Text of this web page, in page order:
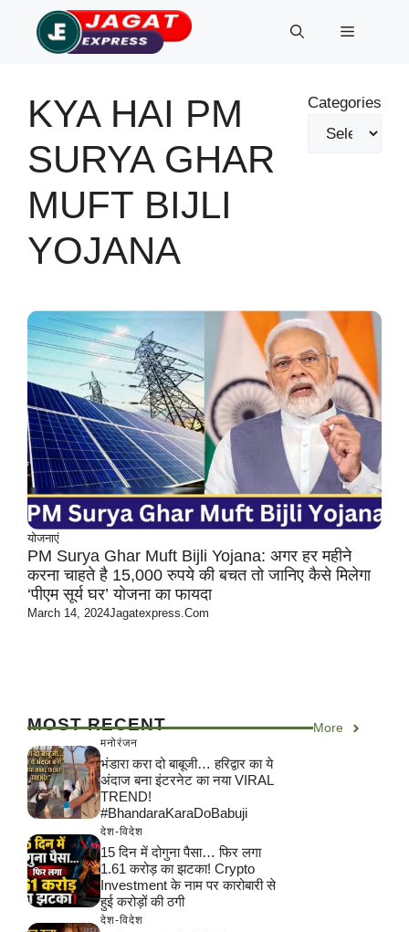
content
Menu
KYA HAI PM
SURYA GHAR
MUFT BIJLI
YOJANA
Categories
योजनाएं
PM Surya Ghar Muft Bijli Yojana: अगर हर महीने
करना चाहते है 15,000 रुपये की बचत तो जानिए कैसे मिलेगा
‘पीएम सूर्य घर’ योजना का फायदा
March 14, 2024Jagatexpress.com
MOST RECENT More
मनोरंजन
भंडारा करा दो बाबूजी… हरिद्वार का ये
अंदाज बना इंटरनेट का नया VIRAL
TREND!
#BhandaraKaraDoBabuji
देश-विदेश
15 दिन में दोगुना पैसा… फिर लगा
1.61 करोड़ का झटका! Crypto
Investment के नाम पर कारोबारी से
हुई करोड़ों की ठगी
देश-विदेश